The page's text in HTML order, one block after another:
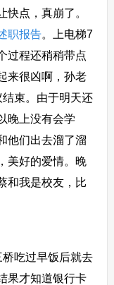
点，真崩了。
职报告。上电梯7
过程还稍稍带点
来很凶啊，孙老
束。由于明天还
晚上没有会学
他们出去溜了溜
美好的爱情。晚
和我是校友，比
吃过早饭后就去
果才知道银行卡